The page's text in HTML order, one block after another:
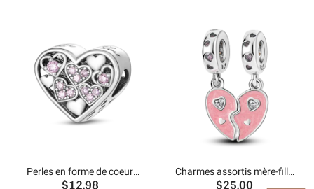
Perles en forme de coeur
rose
Charmes assortis mère-fille
rose